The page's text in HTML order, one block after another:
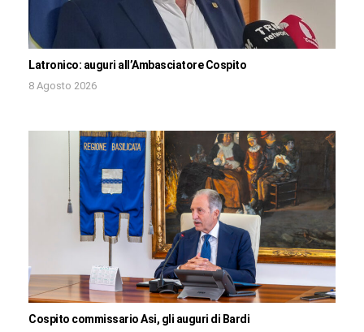
Latronico: auguri all’Ambasciatore Cospito
8 Agosto 2026
Cospito commissario Asi, gli auguri di Bardi